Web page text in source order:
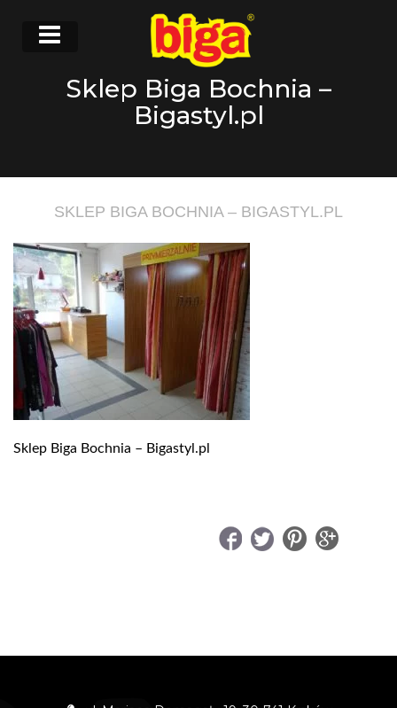
Sklep Biga Bochnia –
Bigastyl.pl
SKLEP BIGA BOCHNIA – BIGASTYL.PL
Sklep Biga Bochnia – Bigastyl.pl